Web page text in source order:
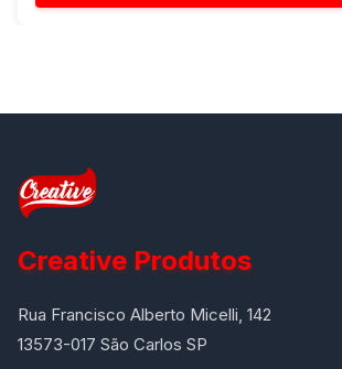
Creative Produtos
Rua Francisco Alberto Micelli, 142
13573-017 São Carlos SP